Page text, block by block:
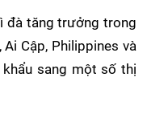
đà tăng trưởng trong
Cập, Philippines và
sang một số thị